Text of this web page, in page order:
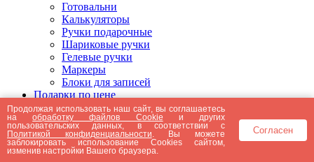
Готовальни
Калькуляторы
Ручки подарочные
Шариковые ручки
Гелевые ручки
Маркеры
Блоки для записей
Подарки по цене
Подарки от 5000 рублей
Подарки до 5000 рублей
Подарки до 3000 рублей
Подарки до 2000 рублей
Подарки до 1000 рублей
Продолжая использовать наш сайт, вы соглашаетесь
наобработку файлов Cookie и других
пользовательских данных, в соответствии с
Политикой конфиденциальности . Вы можете
заблокировать использование Cookies сайтом,
изменив настройки Вашего браузера.
Согласен